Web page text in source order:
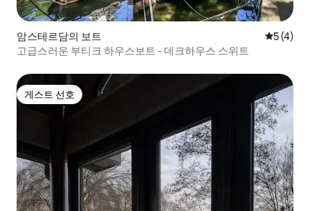
암스테르담의 보트 평점 5점
5 (4)
고급스러운 부티크 하우스보트 - 데크하우스 스위트
게스트 선호
게스트 선호